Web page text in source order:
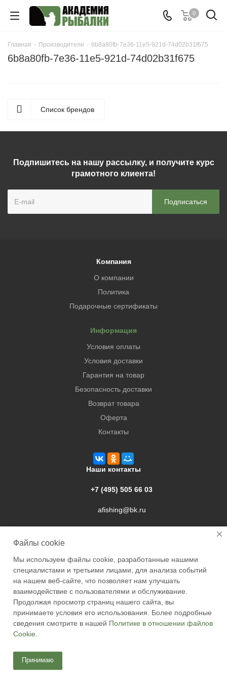
0
Главная - Производители - 6b8a80fb-7e36-11e5-921d-74d02b31f675
6b8a80fb-7e36-11e5-921d-74d02b31f675
Список брендов
Подпишитесь на нашу рассылку, и получите курс
грамотного клиента!
Компания
О компании
Политика
Подарочные сертификаты
Информация
Условия оплаты
Условия доставки
Гарантия на товар
Безопасность доставки
Возврат товара
Оферта
Контакты
Наши контакты
+7 (495) 505 66 03
afishing@bk.ru
2026 © Academyfishing - продажа товаров для рыбалки по
Москве и России
Файлы cookie
Мы используем файлы cookie, разработанные нашими
специалистами и третьими лицами, для анализа событий
на нашем веб-сайте, что позволяет нам улучшать
взаимодействие с пользователями и обслуживание.
Продолжая просмотр страниц нашего сайта, вы
принимаете условия его использования. Более подробные
сведения смотрите в нашей Политике в отношении файлов
Cookie
Принимаю